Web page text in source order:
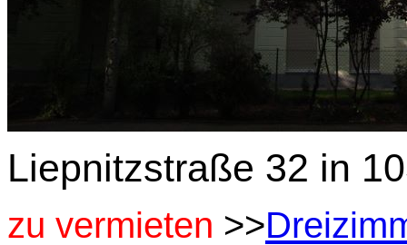
Liepnitzstraße 32 in
zu vermieten >>